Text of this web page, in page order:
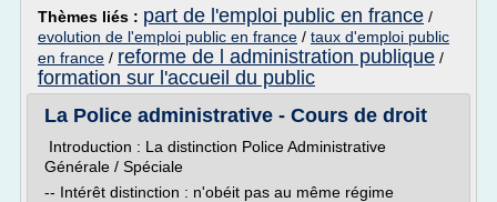
Thèmes liés : part de l'emploi public en france /
evolution de l'emploi public en france / taux d'emploi public
en france / reforme de l administration publique /
formation sur l'accueil du public
La Police administrative - Cours de droit
Introduction : La distinction Police Administrative
Générale / Spéciale
-- Intérêt distinction : n'obéit pas au même régime